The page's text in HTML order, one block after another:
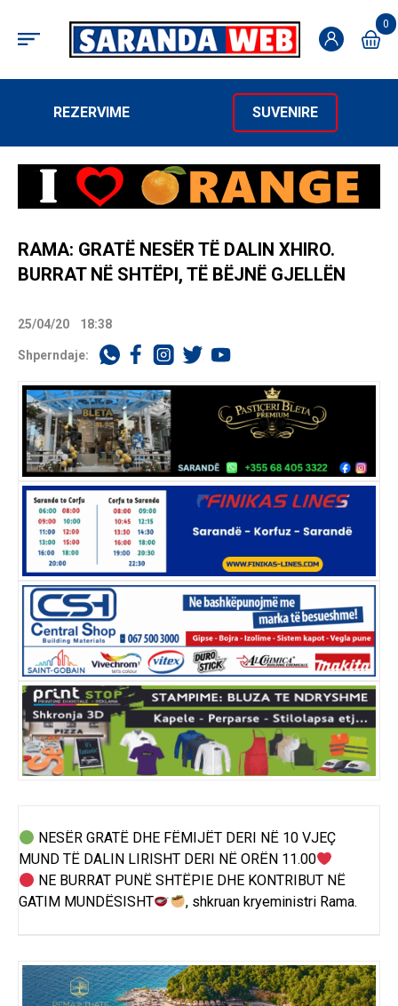
0
REZERVIME SUVENIRE
RAMA: GRATË NESËR TË DALIN XHIRO.
BURRAT NË SHTËPI, TË BËJNË GJELLËN
25/04/20 18:38
Shperndaje:
NESËR GRATË DHE FËMIJËT DERI NË 10 VJEÇ
MUND TË DALIN LIRISHT DERI NË ORËN 11.00
NE BURRAT PUNË SHTËPIE DHE KONTRIBUT NË
GATIM MUNDËSISHT
, shkruan kryeministri Rama.